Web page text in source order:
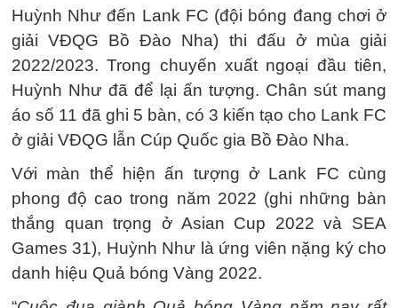
Huỳnh Như đến Lank FC (đội bóng đang chơi ở
giải VĐQG Bồ Đào Nha) thi đấu ở mùa giải
2022/2023. Trong chuyến xuất ngoại đầu tiên,
Huỳnh Như đã để lại ấn tượng. Chân sút mang
áo số 11 đã ghi 5 bàn, có 3 kiến tạo cho Lank FC
ở giải VĐQG lẫn Cúp Quốc gia Bồ Đào Nha.
Với màn thể hiện ấn tượng ở Lank FC cùng
phong độ cao trong năm 2022 (ghi những bàn
thắng quan trọng ở Asian Cup 2022 và SEA
Games 31), Huỳnh Như là ứng viên nặng ký cho
danh hiệu Quả bóng Vàng 2022.